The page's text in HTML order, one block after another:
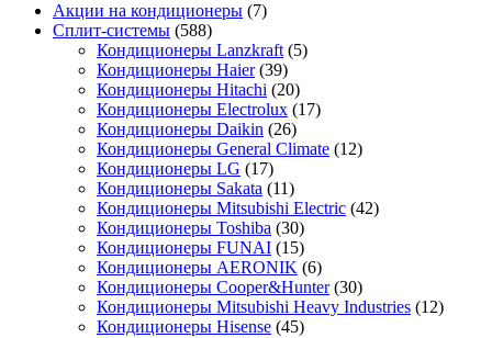
Акции на кондиционеры (7)
Сплит-системы (588)
Кондиционеры Lanzkraft (5)
Кондиционеры Haier (39)
Кондиционеры Hitachi (20)
Кондиционеры Electrolux (17)
Кондиционеры Daikin (26)
Кондиционеры General Climate (12)
Кондиционеры LG (17)
Кондиционеры Sakata (11)
Кондиционеры Mitsubishi Electric (42)
Кондиционеры Toshiba (30)
Кондиционеры FUNAI (15)
Кондиционеры AERONIK (6)
Кондиционеры Cooper&Hunter (30)
Кондиционеры Mitsubishi Heavy Industries (12)
Кондиционеры Hisense (45)